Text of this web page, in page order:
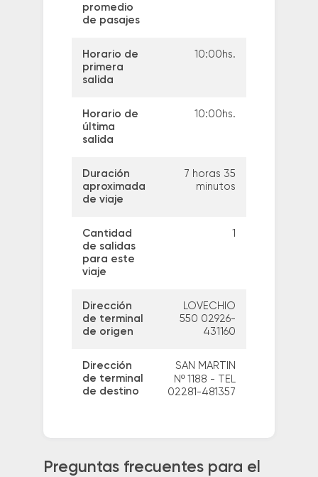
promedio
de pasajes
Horario de
primera
salida
10:00hs.
Horario de
última
salida
10:00hs.
Duración
aproximada
de viaje
7 horas 35
minutos
Cantidad
de salidas
para este
viaje
1
Dirección
de terminal
de origen
LOVECHIO
550 02926-
431160
Dirección
de terminal
de destino
SAN MARTIN
Nº 1188 - TEL
02281-481357
Preguntas frecuentes para el